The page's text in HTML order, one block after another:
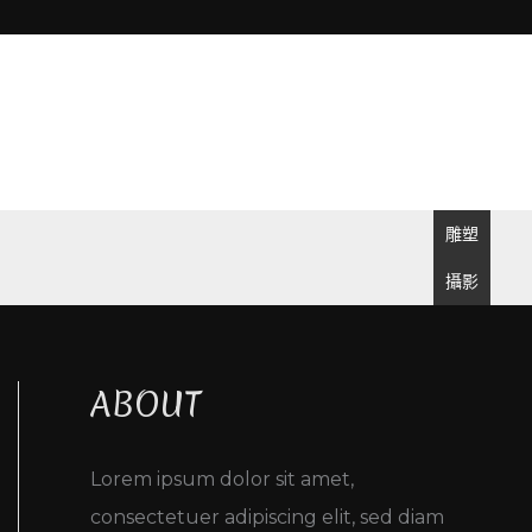
雕塑
攝影
ABOUT
Lorem ipsum dolor sit amet,
consectetuer adipiscing elit, sed diam